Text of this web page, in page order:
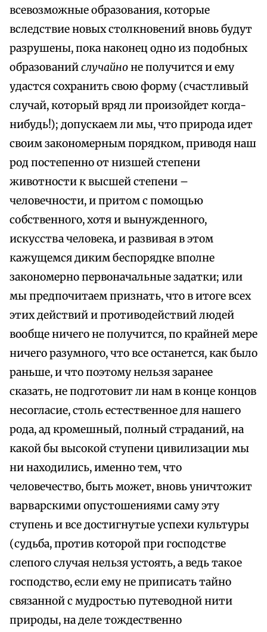
всевозможные образования, которые
вследствие новых столкновений вновь будут
разрушены, пока наконец одно из подобных
образованийслучайноне получится и ему
удастся сохранить свою форму (счастливый
случай, который вряд ли произойдет когда-
нибудь!); допускаем ли мы, что природа идет
своим закономерным порядком, приводя наш
род постепенно от низшей степени
животности к высшей степени –
человечности, и притом с помощью
собственного, хотя и вынужденного,
искусства человека, и развивая в этом
кажущемся диким беспорядке вполне
закономерно первоначальные задатки; или
мы предпочитаем признать, что в итоге всех
этих действий и противодействий людей
вообще ничего не получится, по крайней мере
ничего разумного, что все останется, как было
раньше, и что поэтому нельзя заранее
сказать, не подготовит ли нам в конце концов
несогласие, столь естественное для нашего
рода, ад кромешный, полный страданий, на
какой бы высокой ступени цивилизации мы
ни находились, именно тем, что
человечество, быть может, вновь уничтожит
варварскими опустошениями саму эту
ступень и все достигнутые успехи культуры
(судьба, против которой при господстве
слепого случая нельзя устоять, а ведь такое
господство, если ему не приписать тайно
связанной с мудростью путеводной нити
природы, на деле тождественно